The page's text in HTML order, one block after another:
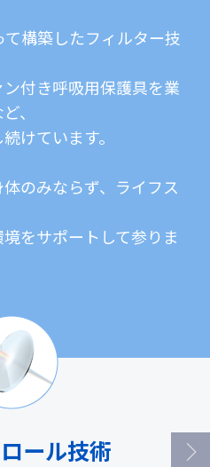
構築したフィルター技
付き呼吸用保護具を業
、
けています。
のみならず、ライフス
をサポートして参りま
ール技術